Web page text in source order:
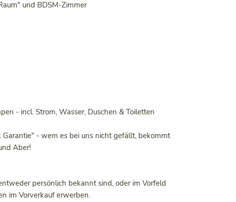
und BDSM-Zimmer
- incl. Strom, Wasser, Duschen & Toiletten
- wem es bei uns nicht gefällt, bekommt
Aber!
persönlich bekannt sind, oder im Vorfeld
im Vorverkauf erwerben.